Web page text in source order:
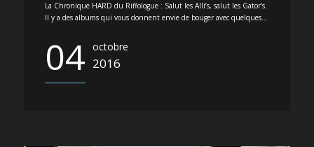
La Chronique HARD du Riffologue : Salut les Alli’s, salut les Gator’s.
Il y a des albums qui vous donnent envie de bouger avec quelques...
04 octobre
2016